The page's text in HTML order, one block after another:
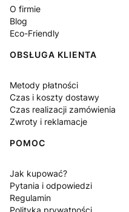
O firmie
Blog
Eco-Friendly
OBSŁUGA KLIENTA
Metody płatności
Czas i koszty dostawy
Czas realizacji zamówienia
Zwroty i reklamacje
POMOC
Jak kupować?
Pytania i odpowiedzi
Regulamin
Polityka prywatności